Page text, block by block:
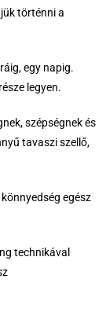
történni a
egy napig.
legyen.
szépségnek és
tavaszi szellő,
egész
technikával